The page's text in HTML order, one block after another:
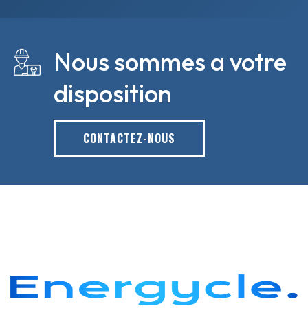
Nous sommes a votre
disposition
CONTACTEZ-NOUS